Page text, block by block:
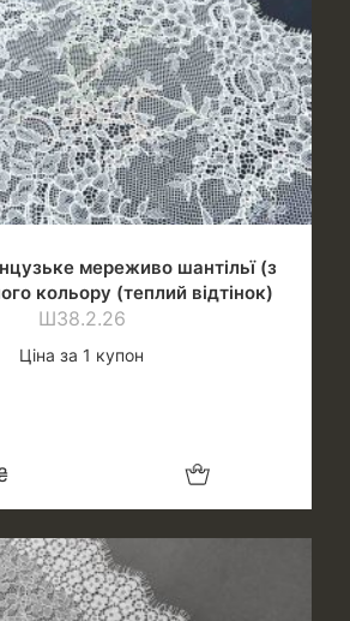
мереживо шантільї (з
кольору (теплий відтінок)
Ш38.2.26
Ціна за 1 купон
Додати в кошик